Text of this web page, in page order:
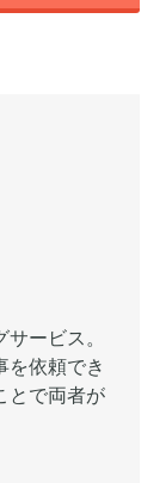
ービス。
を依頼でき
とで両者が